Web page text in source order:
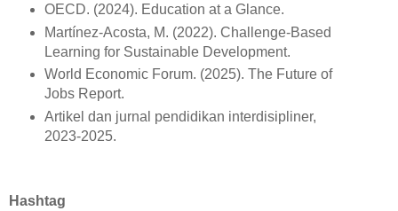
OECD. (2024). Education at a Glance.
Martínez-Acosta, M. (2022). Challenge-Based
Learning for Sustainable Development.
World Economic Forum. (2025). The Future of
Jobs Report.
Artikel dan jurnal pendidikan interdisipliner,
2023-2025.
Hashtag